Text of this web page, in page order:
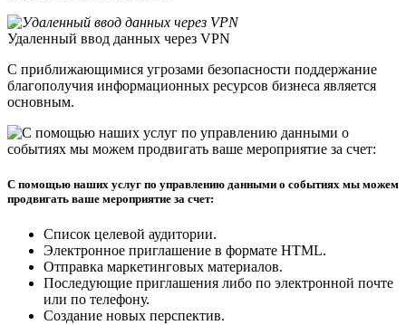
Удаленный ввод данных через VPN
С приближающимися угрозами безопасности поддержание
благополучия информационных ресурсов бизнеса является
основным.
С помощью наших услуг по управлению данными о событиях мы можем
продвигать ваше мероприятие за счет:
Список целевой аудитории.
Электронное приглашение в формате HTML.
Отправка маркетинговых материалов.
Последующие приглашения либо по электронной почте
или по телефону.
Создание новых перспектив.